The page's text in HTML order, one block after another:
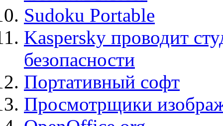
Sudoku Portable
Kaspersky проводит
безопасности
Портативный софт
Просмотрщики